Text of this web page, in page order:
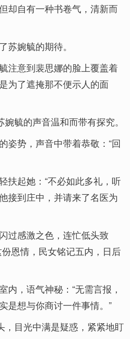
却自有一种书卷气，清新而
苏婉毓的期待。
注意到裴思娜的脸上覆盖着
为了遮掩那不便示人的面
婉毓的声音温和而带有探究。
姿势，声音中带着恭敬：“回
扶起她：“不必如此多礼，听
接到庄中，并请来了名医为
过感激之色，连忙低头致
恩情，民女铭记五内，日后
内，语气神秘：“无需言报，
是想与你商讨一件事情。”
，目光中满是疑惑，紧紧地盯